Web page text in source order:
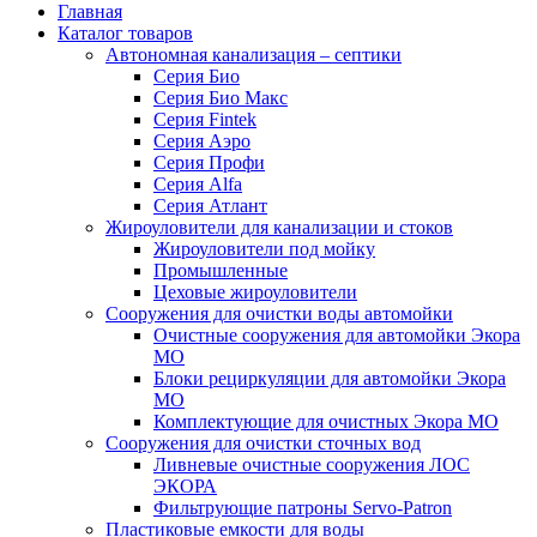
Главная
Каталог товаров
Автономная канализация – септики
Серия Био
Серия Био Макс
Серия Fintek
Серия Аэро
Серия Профи
Серия Alfa
Серия Атлант
Жироуловители для канализации и стоков
Жироуловители под мойку
Промышленные
Цеховые жироуловители
Сооружения для очистки воды автомойки
Очистные сооружения для автомойки Экора
МО
Блоки рециркуляции для автомойки Экора
МО
Комплектующие для очистных Экора МО
Сооружения для очистки сточных вод
Ливневые очистные сооружения ЛОС
ЭКОРА
Фильтрующие патроны Servo-Patron
Пластиковые емкости для воды